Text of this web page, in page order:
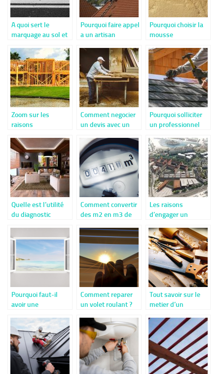
A quoi sert le
marquage au sol et
utiliser ?
Pourquoi faire appel
a un artisan
Pourquoi choisir la
mousse
son isolation ?
Zoom sur les
raisons
favoriser le bois en
construction
Comment negocier
un devis avec un
Pourquoi solliciter
un professionnel
de sa toiture ?
Quelle est l’utilité
du diagnostic
Comment convertir
des m2 en m3 de
Les raisons
d’engager un
ses travaux
d’aménagement
urbain
Pourquoi faut-il
avoir une
de faire l’ouverture
d’une fenetre ?
Comment reparer
un volet roulant ?
Tout savoir sur le
metier d’un